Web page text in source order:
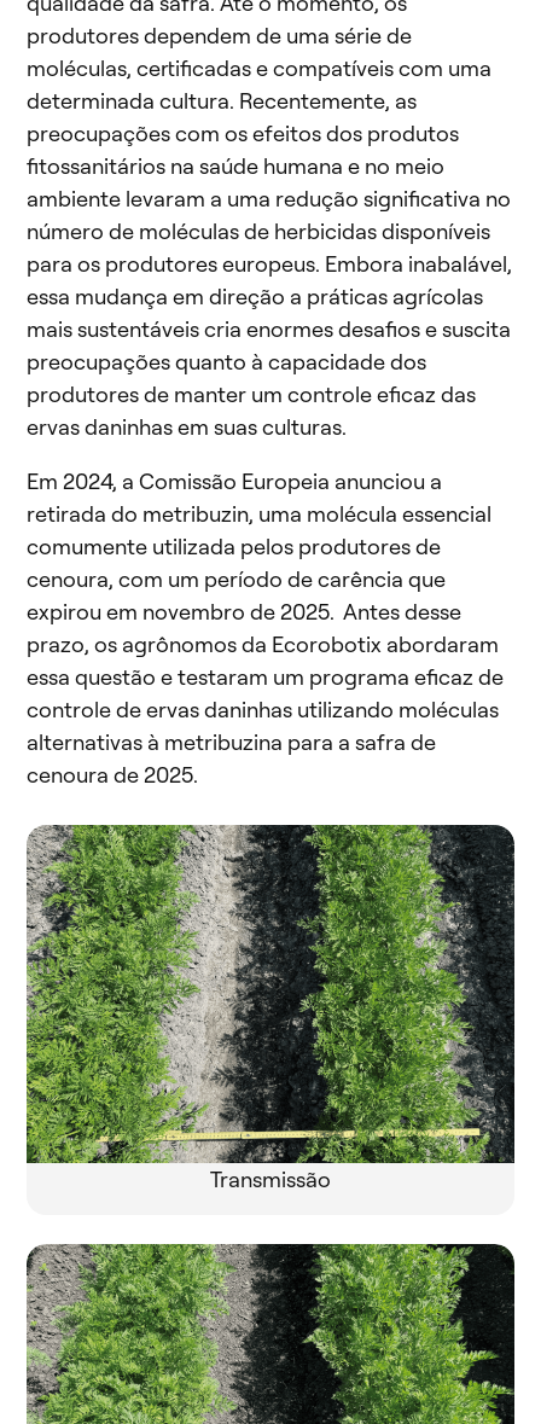
produtores dependem de uma série de
moléculas, certificadas e compatíveis com uma
determinada cultura. Recentemente, as
preocupações com os efeitos dos produtos
fitossanitários na saúde humana e no meio
ambiente levaram a uma redução significativa no
número de moléculas de herbicidas disponíveis
para os produtores europeus. Embora inabalável,
essa mudança em direção a práticas agrícolas
mais sustentáveis cria enormes desafios e suscita
preocupações quanto à capacidade dos
produtores de manter um controle eficaz das
ervas daninhas em suas culturas.
Em 2024, a Comissão Europeia anunciou a
retirada do metribuzin, uma molécula essencial
comumente utilizada pelos produtores de
cenoura, com um período de carência que
expirou em novembro de 2025. Antes desse
prazo, os agrônomos da Ecorobotix abordaram
essa questão e testaram um programa eficaz de
controle de ervas daninhas utilizando moléculas
alternativas à metribuzina para a safra de
cenoura de 2025.
Transmissão